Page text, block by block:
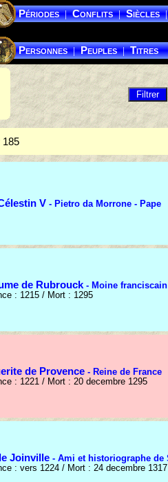
Périodes | Conflits | Siècles |
Personnes | Peuples | Titres
185
V - Pietro da Morrone - Pape
de Rubrouck- Moine franciscain
: 1215 / Mort : 1295
de Provence - Reine de France
: 1221 / Mort : 20 decembre 1295
Joinville - Ami et historiographe de
: vers 1224 / Mort : 24 decembre 1317